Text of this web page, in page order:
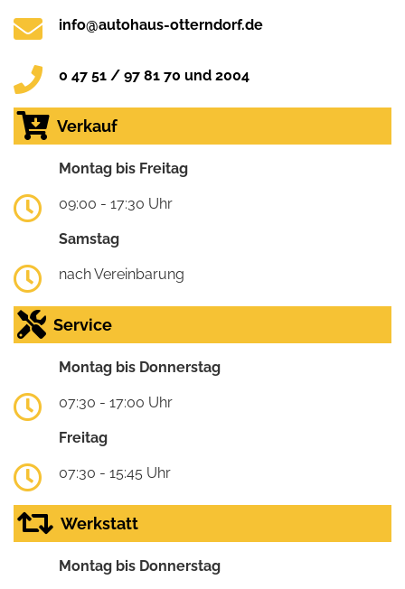
info@autohaus-otterndorf.de
0 47 51 / 97 81 70 und 2004
Verkauf
Montag bis Freitag
09:00 - 17:30 Uhr
Samstag
nach Vereinbarung
Service
Montag bis Donnerstag
07:30 - 17:00 Uhr
Freitag
07:30 - 15:45 Uhr
Werkstatt
Montag bis Donnerstag